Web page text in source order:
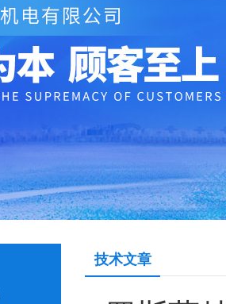
技术文章